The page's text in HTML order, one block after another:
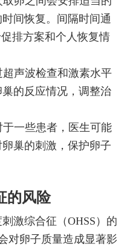
间恢复。间隔时间通
排方案和个人恢复情
超声波检查和激素水平
的反应情况，调整治
于一些患者，医生可能
巢的刺激，保护卵子
的风险
激综合征（OHSS）的
对卵子质量造成显著影